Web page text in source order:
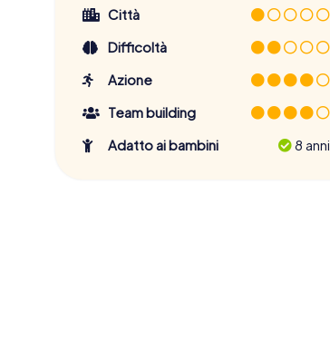
Città
Difficoltà
Azione
Team building
Adatto ai bambini
8 anni